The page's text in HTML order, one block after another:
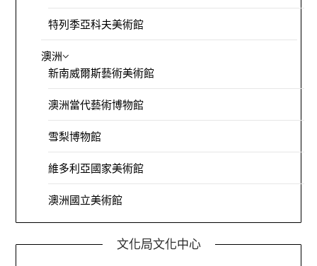
特列季亞科夫美術館
澳洲
新南威爾斯藝術美術館
澳洲當代藝術博物館
雪梨博物館
維多利亞國家美術館
澳洲國立美術館
文化局文化中心